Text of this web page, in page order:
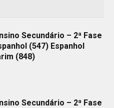
Secundário – 2ª Fase
(547) Espanhol
(848)
Secundário – 2ª Fase